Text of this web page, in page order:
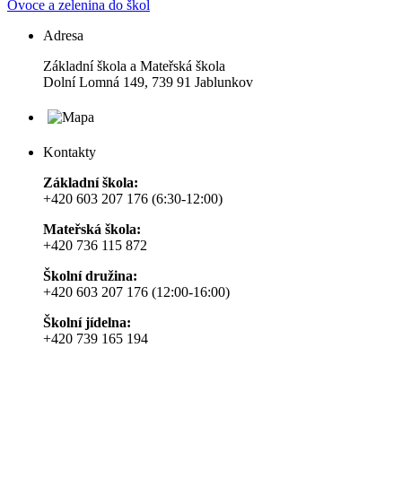
Ovoce a zelenina do škol
Adresa
Základní škola a Mateřská škola
Dolní Lomná 149, 739 91 Jablunkov
Kontakty
Základní škola:
+420 603 207 176 (6:30-12:00)
Mateřská škola:
+420 736 115 872
Školní družina:
+420 603 207 176 (12:00-16:00)
Školní jídelna:
+420 739 165 194